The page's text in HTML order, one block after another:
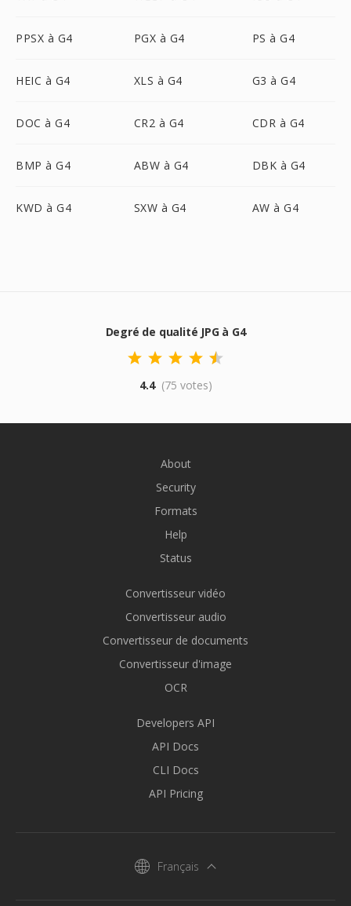
PPSX à G4 PGX à G4 PS à G4
HEIC à G4 XLS à G4 G3 à G4
DOC à G4 CR2 à G4 CDR à G4
BMP à G4 ABW à G4 DBK à G4
KWD à G4 SXW à G4 AW à G4
Degré de qualité JPG à G4
4.4 (75 votes)
About
Security
Formats
Help
Status
Convertisseur vidéo
Convertisseur audio
Convertisseur de documents
Convertisseur d'image
OCR
Developers API
API Docs
CLI Docs
API Pricing
Français